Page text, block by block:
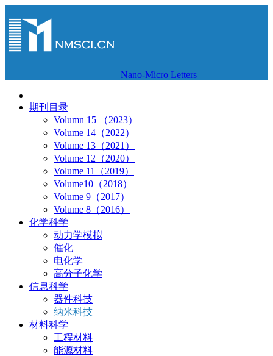
Nano-Micro Letters
期刊目录
Volumn 15 （2023）
Volume 14（2022）
Volume 13（2021）
Volume 12（2020）
Volume 11（2019）
Volume10（2018）
Volume 9（2017）
Volume 8（2016）
化学科学
动力学模拟
催化
电化学
高分子化学
信息科学
器件科技
纳米科技
材料科学
工程材料
能源材料